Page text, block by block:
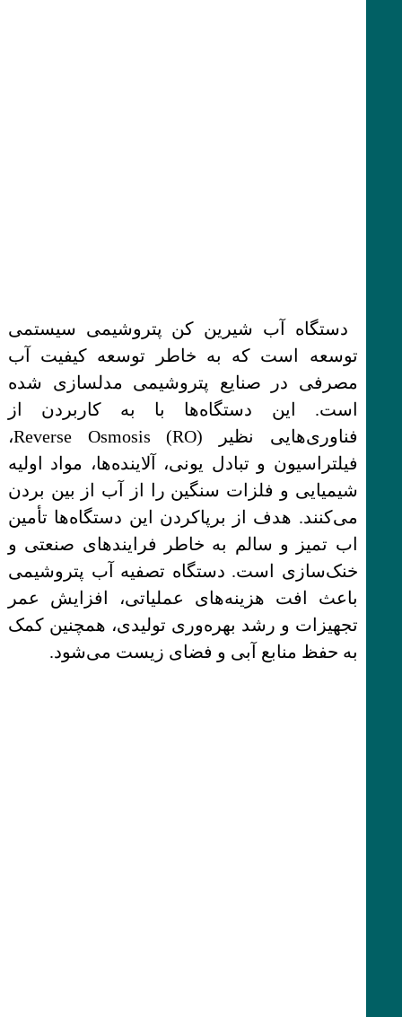
دستگاه آب شیرین کن پتروشیمی سیستمی
توسعه است که به خاطر توسعه کیفیت آب
مصرفی در صنایع پتروشیمی مدلسازی شده
است. این دستگاه‌ها با به کاربردن از
فناوری‌هایی نظیر Reverse Osmosis (RO)،
فیلتراسیون و تبادل یونی، آلاینده‌ها، مواد اولیه
شیمیایی و فلزات سنگین را از آب از بین بردن
می‌کنند. هدف از برپاکردن این دستگاه‌ها تأمین
اب تمیز و سالم به خاطر فرایندهای صنعتی و
خنک‌سازی است. دستگاه تصفیه آب پتروشیمی
باعث افت هزینه‌های عملیاتی، افزایش عمر
تجهیزات و رشد بهره‌وری تولیدی، همچنین کمک
به حفظ منابع آبی و فضای زیست می‌شود.